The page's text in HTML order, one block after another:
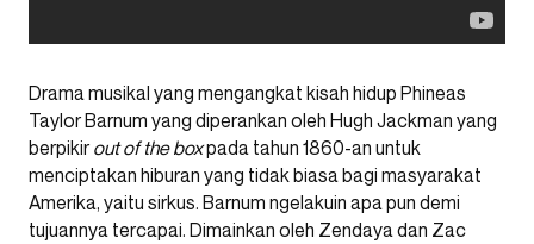
Drama musikal yang mengangkat kisah hidup Phineas
Taylor Barnum yang diperankan oleh Hugh Jackman yang
berpikir out of the boxpada tahun 1860-an untuk
menciptakan hiburan yang tidak biasa bagi masyarakat
Amerika, yaitu sirkus. Barnum ngelakuin apa pun demi
tujuannya tercapai. Dimainkan oleh Zendaya dan Zac